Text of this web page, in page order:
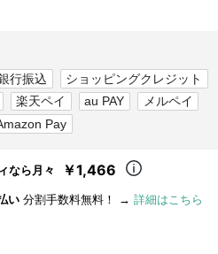
行振込
ショッピングクレジット
楽天ペイ au PAY
メルペイ
Pay
なら月々 ￥1,466
い 分割手数料無料！ → 詳細はこちら